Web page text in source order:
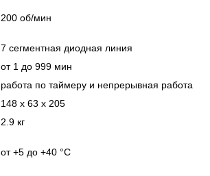
200 об/мин
7 сегментная диодная линия
от 1 до 999 мин
работа по таймеру и непрерывная работа
148 x 63 x 205
2.9 кг
от +5 до +40 °C